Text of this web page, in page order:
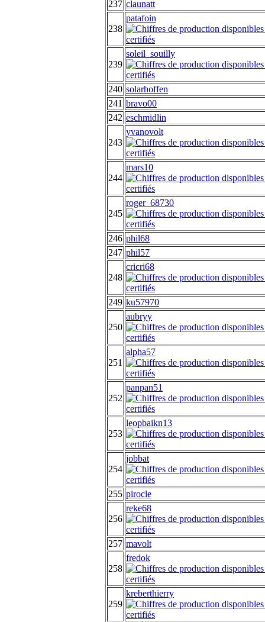
237 claunatt
238
patafoin
239
soleil_souilly
240 solarhoffen
241 bravo00
242 eschmidlin
243
yvanovolt
244
mars10
245
roger_68730
246 phil68
247 phil57
248
cricri68
249 ku57970
250
aubryy
251
alpha57
252
panpan51
253
leopbaikn13
254
jobbat
255 pirocle
256
reke68
257 mavolt
258
fredok
259
kreberthierry